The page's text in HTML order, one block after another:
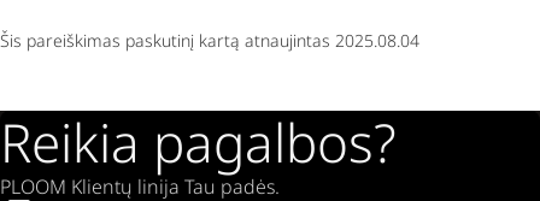
Šis pareiškimas paskutinį kartą atnaujintas 2025.08.04
Reikia pagalbos?
PLOOM Klientų linija Tau padės.